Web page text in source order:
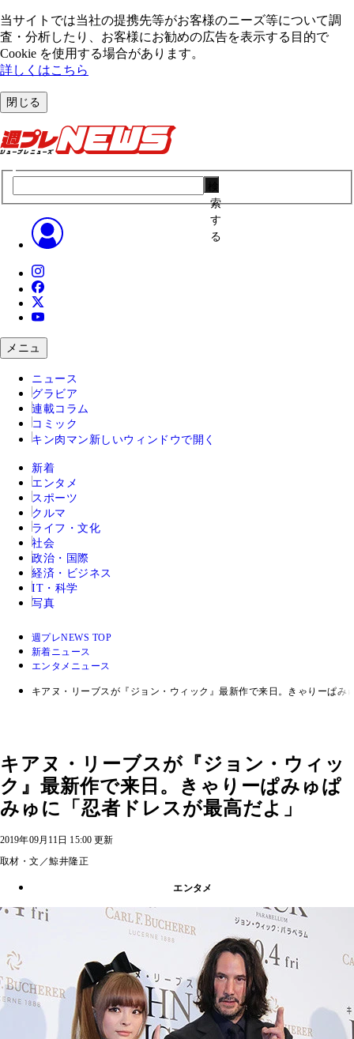
当サイトでは当社の提携先等がお客様のニーズ等について調
査・分析したり、お客様にお勧めの広告を表⽰する⽬的で
Cookie を使⽤する場合があります。
詳しくはこちら
閉じる
索
す
る
メニュ
ニュース
グラビア
連載コラム
コミック
キン肉マン 新しいウィンドウで開く
新着
エンタメ
スポーツ
クルマ
ライフ・文化
社会
政治・国際
経済・ビジネス
IT・科学
写真
週プレNEWS TOP
新着ニュース
エンタメニュース
キアヌ・リーブスが『ジョン・ウィック』最新作で来日。きゃりーぱみ
キアヌ・リーブスが『ジョン・ウィッ
ク』最新作で来日。きゃりーぱみゅぱ
みゅに「忍者ドレスが最高だよ」
2019年09月11日 15:00 更新
取材・文／鯨井隆正
エンタメ